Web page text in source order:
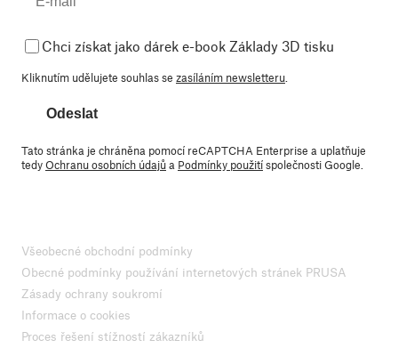
Chci získat jako dárek e-book Základy 3D tisku
Kliknutím udělujete souhlas se zasíláním newsletteru.
Odeslat
Tato stránka je chráněna pomocí reCAPTCHA Enterprise a uplatňuje
tedyOchranu osobních údajůa Podmínky použitíspolečnosti Google.
Všeobecné obchodní podmínky
Obecné podmínky používání internetových stránek PRUSA
Zásady ochrany soukromí
Informace o cookies
Proces řešení stížností zákazníků